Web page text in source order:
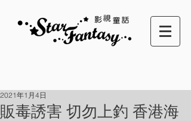
販毒誘害 切勿上釣 香港海
2021年1月4日